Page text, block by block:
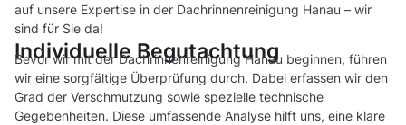
auf unsere Expertise in der Dachrinnenreinigung Hanau – wir
sind für Sie da!
Individuelle Begutachtung
Bevor wir mit der Dachrinnenreinigung Hanau beginnen, führen
wir eine sorgfältige Überprüfung durch. Dabei erfassen wir den
Grad der Verschmutzung sowie spezielle technische
Gegebenheiten. Diese umfassende Analyse hilft uns, eine klare